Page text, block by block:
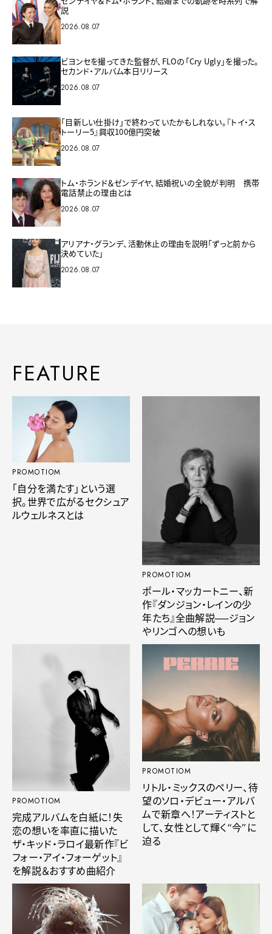
説
2026.08.07
ビヨンセを撮ってきた監督が、FLOの「Cry Ugly」を撮った。
セカンド・アルバム本日リリース
2026.08.07
「目新しい仕掛け」で終わっていたかもしれない。『トイ・ス
トーリー5』興収100億円突破
2026.08.07
トム・ホランド＆ゼンデイヤ、結婚祝いの全貌が判明 携帯
電話禁止の理由とは
2026.08.07
アリアナ・グランデ、活動休止の理由を説明「ずっと前から
決めていた」
2026.08.07
FEATURE
PROMOTIOM
「自分を満たす」という選
択。世界で広がるセクシュア
ルウェルネスとは
PROMOTIOM
ポール・マッカートニー、新
作『ダンジョン・レインの少
年たち』全曲解説──ジョン
やリンゴへの想いも
PROMOTIOM
完成アルバムを白紙に！失
恋の想いを率直に描いた
ザ・キッド・ラロイ最新作『ビ
フォー・アイ・フォーゲット』
を解説＆おすすめ曲紹介
PROMOTIOM
リトル・ミックスのペリー、待
望のソロ・デビュー・アルバ
ムで新章へ！アーティストと
して、女性として輝く“今”に
迫る